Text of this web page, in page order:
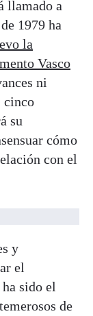
llamado a
1979 ha
la
Vasco
ni
cinco
su
cómo
con el
y
el
sido el
de